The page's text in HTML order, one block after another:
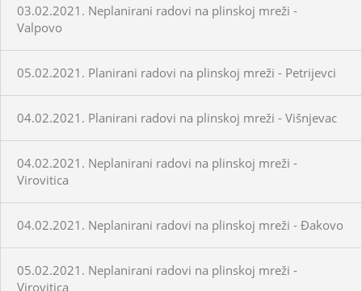
03.02.2021. Neplanirani radovi na plinskoj mreži -
Valpovo
05.02.2021. Planirani radovi na plinskoj mreži - Petrijevci
04.02.2021. Planirani radovi na plinskoj mreži - Višnjevac
04.02.2021. Neplanirani radovi na plinskoj mreži -
Virovitica
04.02.2021. Neplanirani radovi na plinskoj mreži - Đakovo
05.02.2021. Neplanirani radovi na plinskoj mreži -
Virovitica